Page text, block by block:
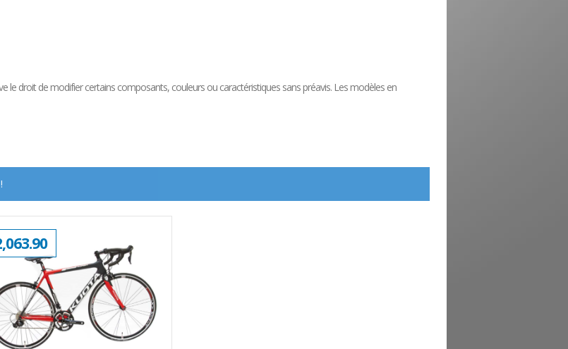
le droit de modifier certains composants, couleurs ou caractéristiques sans préavis. Les modèles en
!